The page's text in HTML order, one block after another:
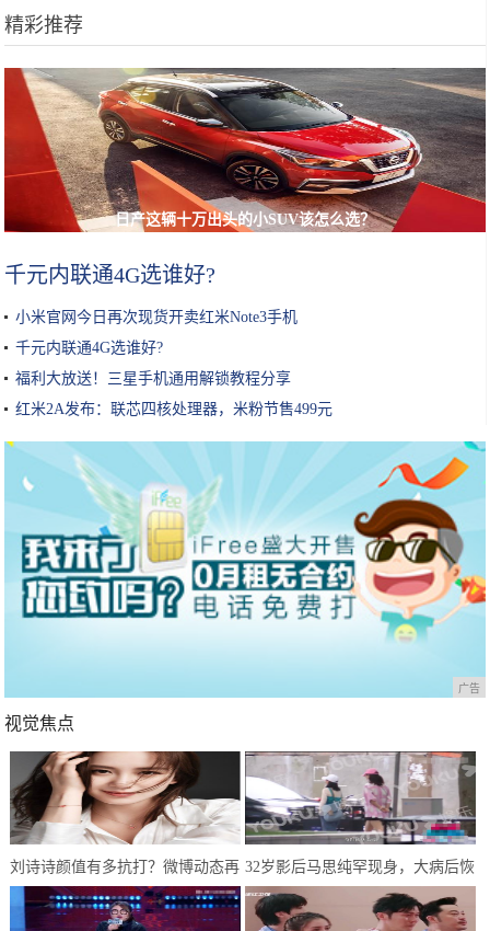
精彩推荐
日产这辆十万出头的小SUV该怎么选？
千元内联通4G选谁好?
小米官网今日再次现货开卖红米Note3手机
千元内联通4G选谁好?
福利大放送！三星手机通用解锁教程分享
红米2A发布：联芯四核处理器，米粉节售499元
广告
视觉焦点
刘诗诗颜值有多抗打？微博动态再
次刷新认知，网友：婚后生活和谐
32岁影后马思纯罕现身，大病后恢
复良好，只是体型仍肥胖惹人担忧